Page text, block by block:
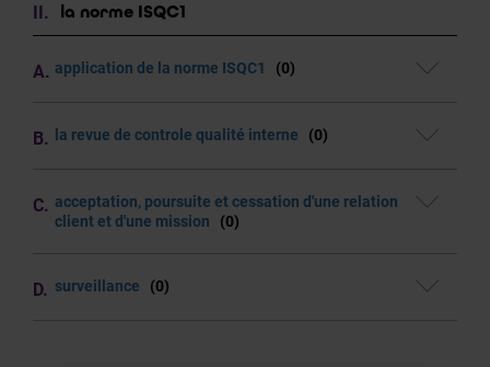
la norme ISQC1
application de la norme ISQC1 (0)
la revue de controle qualité interne (0)
acceptation, poursuite et cessation d'une relation
client et d'une mission
(0)
surveillance (0)